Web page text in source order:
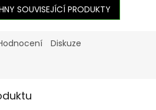
SOUVISEJÍCÍ PRODUKTY
Diskuze